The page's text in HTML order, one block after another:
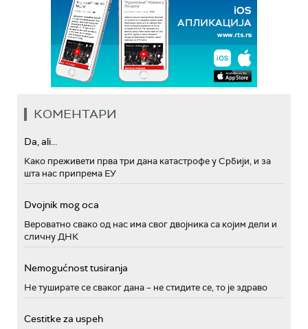
КОМЕНТАРИ
Da, ali...
Како преживети прва три дана катастрофе у Србији, и за
шта нас припрема ЕУ
Dvojnik mog oca
Вероватно свако од нас има свог двојника са којим дели и
сличну ДНК
Nemogućnost tusiranja
Не туширате се сваког дана – не стидите се, то је здраво
Cestitke za uspeh